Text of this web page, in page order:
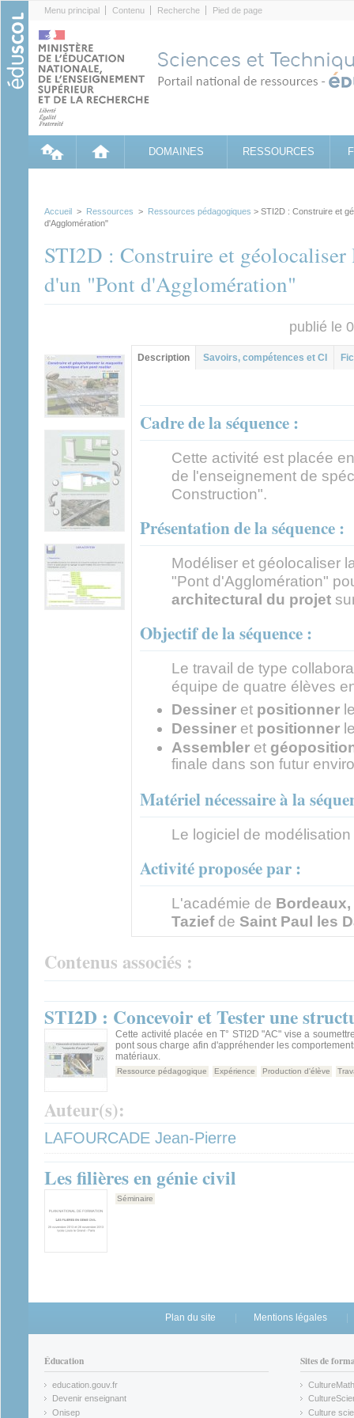
Menu principal Contenu Recherche Pied de page
DOMAINES RESSOURCES
Accueil > Ressources > Ressources pédagogiques > STI2D : Construire et
d'Agglomération"
STI2D : Construire et géolocaliser
d'un "Pont d'Agglomération"
publié le
Contenu principal
Description (onglet
actif)
Savoirs, compétences et CI
Cadre de la séquence :
Cette activité est placée
de l'enseignement de
Construction".
Présentation de la séquence :
Modéliser et géolocaliser
"Pont d'Agglomération"
architectural du projet
Objectif de la séquence :
Le travail de type
équipe de quatre élèves
Dessiner et positionner
Dessiner et positionner
Assembler et
finale dans son futur
Matériel nécessaire à la
Le logiciel de modélisation
Activité proposée par :
L'académie de Bordeaux,
Tazief de Saint Paul les
Contenus associés :
STI2D : Concevoir et Tester une
Cette activité placée en T° STI2D "AC" vise a
pont sous charge afin d'appréhender les
matériaux.
Ressource pédagogique Expérience Production d'élève
Auteur(s):
LAFOURCADE Jean-Pierre
Les filières en génie civil
Séminaire
Plan du site Mentions légales
Éducation
education.gouv.fr
(link is external)
Devenir enseignant
(link is external)
Onisep
Sites de
CultureMath
(link is
(link is
Culture